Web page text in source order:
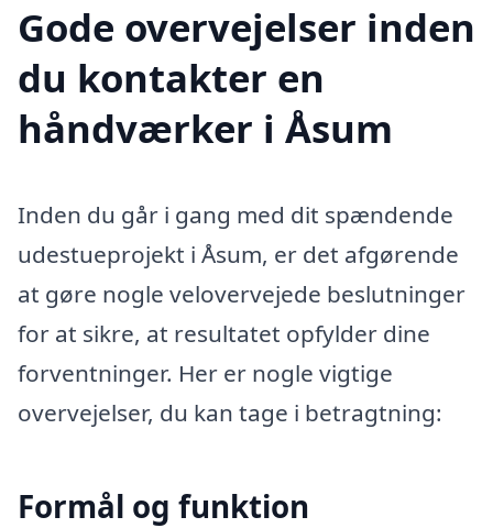
Gode overvejelser inden
du kontakter en
håndværker i Åsum
Inden du går i gang med dit spændende
udestueprojekt i Åsum, er det afgørende
at gøre nogle velovervejede beslutninger
for at sikre, at resultatet opfylder dine
forventninger. Her er nogle vigtige
overvejelser, du kan tage i betragtning:
Formål og funktion